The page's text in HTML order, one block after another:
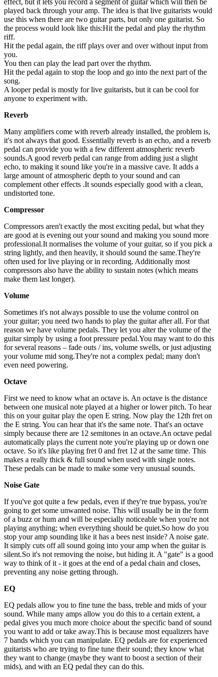
played back through your amp. The idea is that live guitarists would
use this when there are two guitar parts, but only one guitarist. So
the process would look like this:Hit the pedal and play the rhythm
riff.
Hit the pedal again, the riff plays over and over without input from
you.
You then can play the lead part over the rhythm.
Hit the pedal again to stop the loop and go into the next part of the
song.
A looper pedal is mostly for live guitarists, but it can be cool for
anyone to experiment with.
Reverb
Many amplifiers come with reverb already installed, the problem is,
it's not always that good. Essentially reverb is an echo, and a reverb
pedal can provide you with a few different atmospheric reverb
sounds.A good reverb pedal can range from adding just a slight
echo, to making it sound like you're in a massive cave. It adds a
large amount of atmospheric depth to your sound and can
complement other effects .It sounds especially good with a clean,
undistorted tone.
Compressor
Compressors aren't exactly the most exciting pedal, but what they
are good at is evening out your sound and making you sound more
professional.It normalises the volume of your guitar, so if you pick a
string lightly, and then heavily, it should sound the same.They're
often used for live playing or in recording. Additionally most
compressors also have the ability to sustain notes (which means
make them last longer).
Volume
Sometimes it's not always possible to use the volume control on
your guitar; you need two hands to play the guitar after all. For that
reason we have volume pedals. They let you alter the volume of the
guitar simply by using a foot pressure pedal.You may want to do this
for several reasons – fade outs / ins, volume swells, or just adjusting
your volume mid song.They're not a complex pedal; many don't
even need powering.
Octave
First we need to know what an octave is. An octave is the distance
between one musical note played at a higher or lower pitch. To hear
this on your guitar play the open E string. Now play the 12th fret on
the E string. You can hear that it's the same note. That's an octave
simply because there are 12 semitones in an octave.An octave pedal
automatically plays the current note you're playing up or down one
octave. So it's like playing fret 0 and fret 12 at the same time. This
makes a really thick & full sound when used with single notes.
These pedals can be made to make some very unusual sounds.
Noise Gate
If you've got quite a few pedals, even if they're true bypass, you're
going to get some unwanted noise. This will usually be in the form
of a buzz or hum and will be especially noticeable when you're not
playing anything; when everything should be quiet.So how do you
stop your amp sounding like it has a bees nest inside? A noise gate.
It simply cuts off all sound going into your amp when the guitar is
silent.So it's not removing the noise, but hiding it. A "gate" is a good
way to think of it - it goes at the end of a pedal chain and closes,
preventing any noise getting through.
EQ
EQ pedals allow you to fine tune the bass, treble and mids of your
sound. While many amps allow you do this to a certain extent, a
pedal gives you much more choice about the specific band of sound
you want to add or take away.This is because most equalizers have
7 bands which you can manipulate. EQ pedals are for experienced
guitarists who are trying to fine tune their sound; they know what
they want to change (maybe they want to boost a section of their
mids), and with an EQ pedal they can do this.